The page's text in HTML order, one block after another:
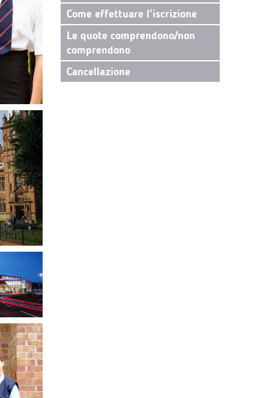
Come effettuare l'iscrizione
Le quote comprendono/non
comprendono
Cancellazione